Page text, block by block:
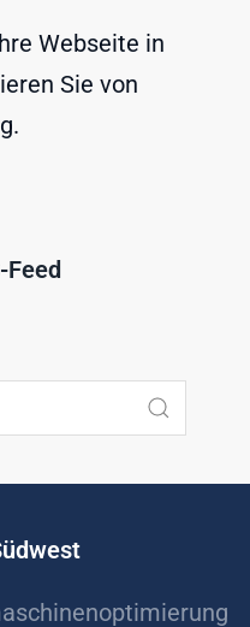
Webseite in
Sie von
Feed